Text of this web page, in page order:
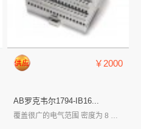
￥2000
AB罗克韦尔1794-IB16...
覆盖很广的电气范围 密度为 8 至 3...